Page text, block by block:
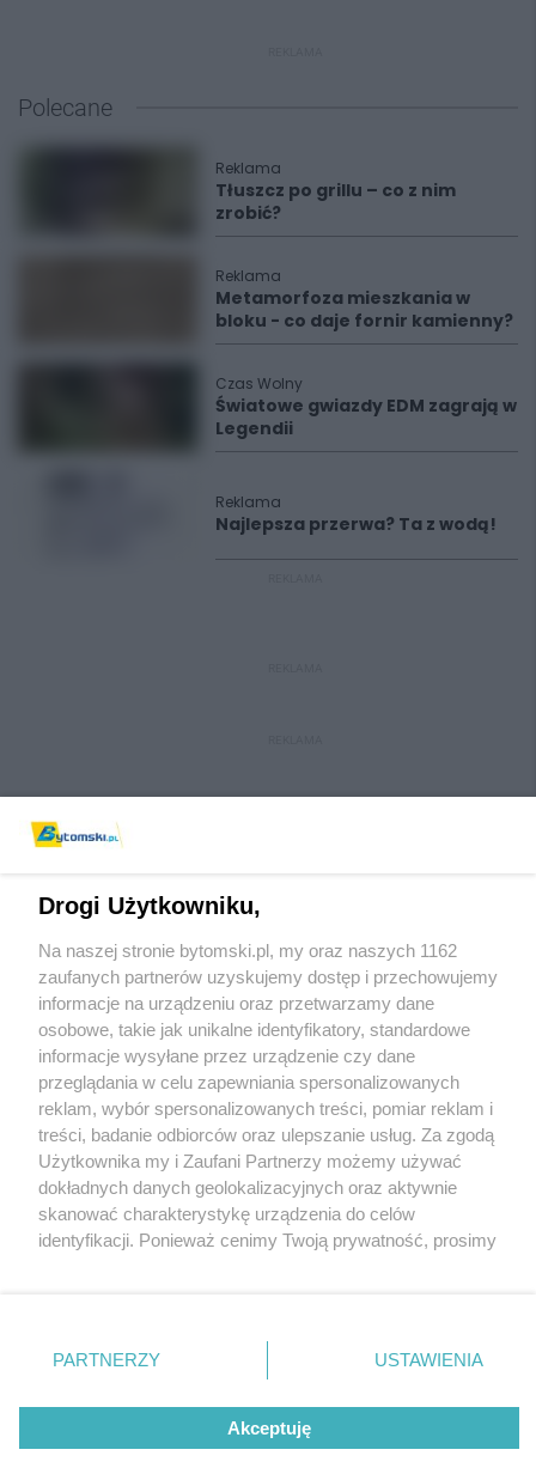
Polecane
Reklama
Tłuszcz po grillu – co z nim
zrobić?
Reklama
Metamorfoza mieszkania w
bloku - co daje fornir kamienny?
Czas Wolny
Światowe gwiazdy EDM zagrają w
Legendii
Reklama
Najlepsza przerwa? Ta z wodą!
Wydawca mediów lokalnych
Nie zapomnij
zapoznać się z:
polityką prywatności regulamin korzystania z portali
Twojemiasto
Piekary Śląskie
Chorzów
Tarnowskie Góry
Gliwice
Skontaktuj sięz nami
Kontakt
Wydawca
Pogoda
Drogi Użytkowniku,
Na naszej stronie bytomski.pl, my oraz naszych 1162
zaufanych partnerów uzyskujemy dostęp i przechowujemy
informacje na urządzeniu oraz przetwarzamy dane
osobowe, takie jak unikalne identyfikatory, standardowe
informacje wysyłane przez urządzenie czy dane
przeglądania w celu zapewniania spersonalizowanych
reklam, wybór spersonalizowanych treści, pomiar reklam i
treści, badanie odbiorców oraz ulepszanie usług. Za zgodą
Użytkownika my i Zaufani Partnerzy możemy używać
dokładnych danych geolokalizacyjnych oraz aktywnie
skanować charakterystykę urządzenia do celów
identyfikacji. Ponieważ cenimy Twoją prywatność, prosimy
prywatności znajdujący się w lewym dolnym rogu strony
. Niektóre rodzaje przetwarzania danych nie wymagają
zgody użytkownika, ale masz prawo sprzeciwić się
takiemu przetwarzaniu. Preferencje będą miały
zastosowania tylko na tej witrynie.
PARTNERZY USTAWIENIA
Akceptuję